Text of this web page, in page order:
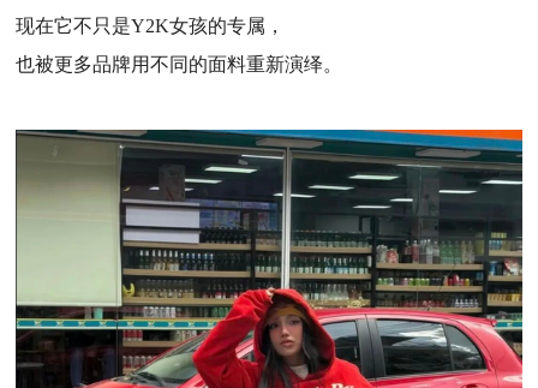
现在它不只是Y2K女孩的专属，
也被更多品牌用不同的面料重新演绎。